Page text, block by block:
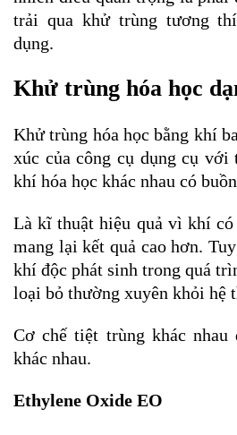
trải qua khử trùng tương
dụng.
Khử trùng hóa học
Khử trùng hóa học bằng khí
xúc của công cụ dụng cụ với
khí hóa học khác nhau có
Là kĩ thuật hiệu quả vì khí
mang lại kết quả cao hơn.
khí độc phát sinh trong quá
loại bỏ thường xuyên khỏi hệ
Cơ chế tiệt trùng khác
khác nhau.
Ethylene Oxide EO